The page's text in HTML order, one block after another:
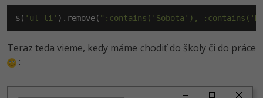
$( 'ul li' ).remove( ":contains('Sobota'),
Teraz teda vieme, kedy máme chodiť do školy či do práce
: